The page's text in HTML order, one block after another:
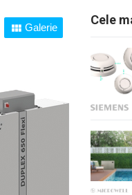
Galerie
Cele